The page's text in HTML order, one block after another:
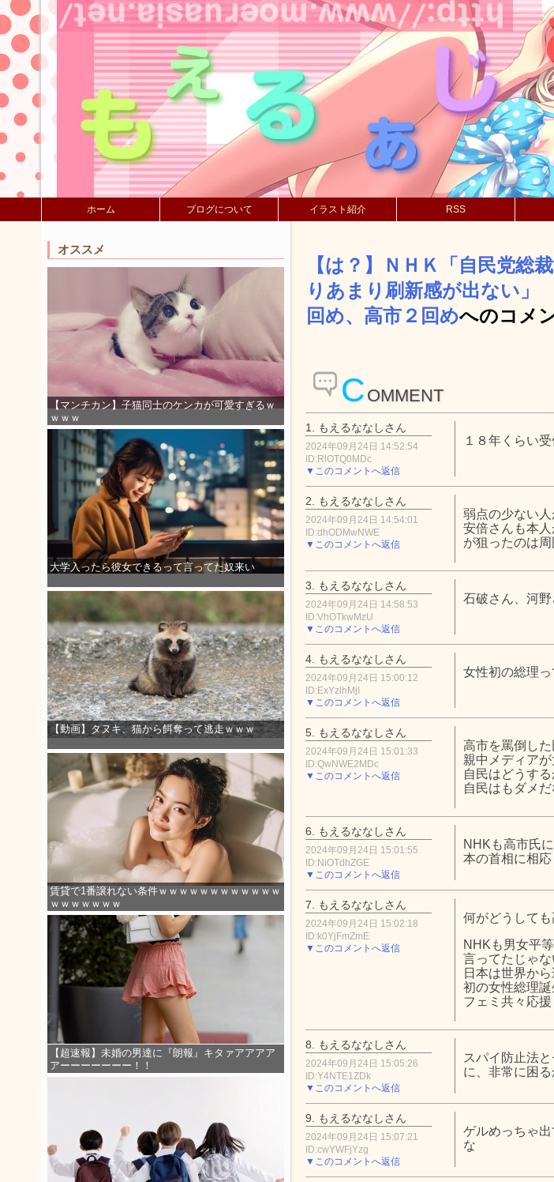
ホーム ブログについて イラスト紹介 RSS
オススメ
【マンチカン】子猫同士のケンカが可愛すぎるｗ
ｗｗｗ
大学入ったら彼女できるって言ってた奴来い
【動画】タヌキ、猫から餌奪って逃走ｗｗｗ
賃貸で1番譲れない条件ｗｗｗｗｗｗｗｗｗｗｗｗ
ｗｗｗｗｗｗｗ
【超速報】未婚の男達に『朗報』キタァアアアア
アーーーーーーー！！
【は？】ＮＨＫ「自民党総
りあまり刷新感が出ない
回め、高市２回めへのコメ
C OMMENT
1. もえるななしさん
2024年09月24日 14:52:54
ID:RlOTQ0MDc
▼このコメントへ返信
１８年くらい
2. もえるななしさん
2024年09月24日 14:54:01
ID:dhODMwNWE
▼このコメントへ返信
弱点の少ない
安倍さんも本
が狙ったのは
3. もえるななしさん
2024年09月24日 14:58:53
ID:VhOTkwMzU
▼このコメントへ返信
石破さん、河
4. もえるななしさん
2024年09月24日 15:00:12
ID:ExYzlhMjI
▼このコメントへ返信
女性初の総理
5. もえるななしさん
2024年09月24日 15:01:33
ID:QwNWE2MDc
▼このコメントへ返信
高市を罵倒し
親中メディアが
自民はどうす
自民はもダメ
6. もえるななしさん
2024年09月24日 15:01:55
ID:NiOTdhZGE
▼このコメントへ返信
NHKも高市氏
本の首相に相
7. もえるななしさん
2024年09月24日 15:02:18
ID:k0YjFmZmE
▼このコメントへ返信
何がどうして
NHKも男女平
言ってたじゃ
日本は世界か
初の女性総理
フェミ共々応援
8. もえるななしさん
2024年09月24日 15:05:26
ID:Y4NTE1ZDk
▼このコメントへ返信
スパイ防止法
に、非常に困る
9. もえるななしさん
2024年09月24日 15:07:21
ID:cwYWFjYzg
▼このコメントへ返信
ゲルめっちゃ
な